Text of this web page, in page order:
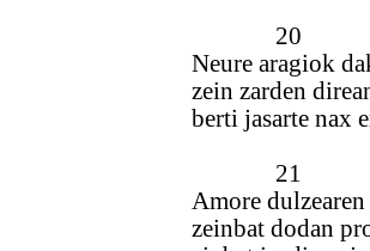
20
Neure aragiok
zein zarden
berti jasarte nax
21
Amore dulzearen
zeinbat dodan